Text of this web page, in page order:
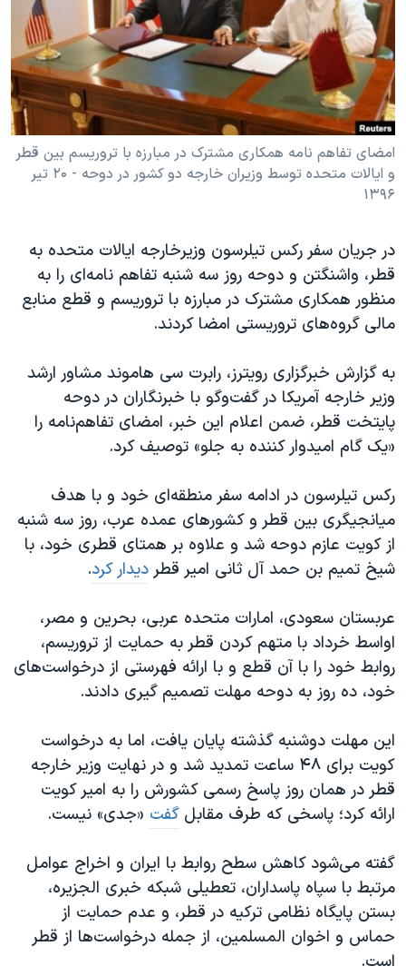
فرهنگ و زندگی
حقوق شهروندی
اقتصادی
علم و فناوری
اسرائیل در جنگ
گالری عکس
مستندها
انتخابات ریاست جمهوری آمریکا ۲۰۲۴
حمله جمهوری اسلامی به اسرائیل
رمز مهسا
ورزش زنان در ایران
اعتراضات زن، زندگی، آزادی
تریبونال مردمی آبان ۹۸
دادگاه حمید نوری
چهل سال گروگان‌گیری
اعتراضات مردمی آبان ۹۸
اسرائیل در جنگ
نرگس محمدی برنده جایزه نوبل صلح
صفحه‌های ویژه
سفر پرزیدنت ترامپ به چین
دنبال کنید
زبانهای مختلف
امضای تفاهم نامه همکاری مشترک در مبارزه با تروریسم بین قطر
و ایالات متحده توسط وزیران خارجه دو کشور در دوحه - ۲۰ تیر
۱۳۹۶
در جریان سفر رکس تیلرسون وزیرخارجه ایالات متحده به
قطر، واشنگتن و دوحه روز سه شنبه تفاهم نامه‌ای را به
منظور همکاری مشترک در مبارزه با تروریسم و قطع منابع
مالی گروه‌های تروریستی امضا کردند.
به گزارش خبرگزاری رویترز، رابرت سی هاموند مشاور ارشد
وزیر خارجه آمریکا در گفت‌وگو با خبرنگاران در دوحه
پایتخت قطر، ضمن اعلام این خبر، امضای تفاهم‌نامه را
«یک گام امیدوار کننده به جلو» توصیف کرد.
رکس تیلرسون در ادامه سفر منطقه‌ای خود و با هدف
میانجیگری بین قطر و کشورهای عمده عرب، روز سه شنبه
از کویت عازم دوحه شد و علاوه بر همتای قطری خود، با
شیخ تمیم بن حمد آل ثانی امیر قطر دیدار کرد.
عربستان سعودی، امارات متحده عربی، بحرین و مصر،
اواسط خرداد با متهم کردن قطر به حمایت از تروریسم،
روابط خود را با آن قطع و با ارائه فهرستی از درخواست‌های
خود، ده روز به دوحه مهلت تصمیم گیری دادند.
این مهلت دوشنبه گذشته پایان یافت، اما به درخواست
کویت برای ۴۸ ساعت تمدید شد و در نهایت وزیر خارجه
قطر در همان روز پاسخ رسمی کشورش را به امیر کویت
ارائه کرد؛ پاسخی که طرف مقابل گفت «جدی» نیست.
گفته می‌شود کاهش سطح روابط با ایران و اخراج عوامل
مرتبط با سپاه پاسداران، تعطیلی شبکه خبری الجزیره،
بستن پایگاه نظامی ترکیه در قطر، و عدم حمایت از
حماس و اخوان المسلمین، از جمله درخواست‌ها از قطر
است.